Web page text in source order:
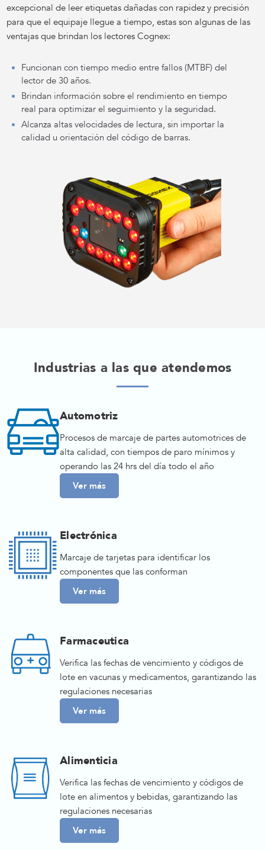
excepcional de leer etiquetas dañadas con rapidez y precisión
para que el equipaje llegue a tiempo, estas son algunas de las
ventajas que brindan los lectores Cognex:
Funcionan con tiempo medio entre fallos (MTBF) del
lector de 30 años.
Brindan información sobre el rendimiento en tiempo
real para optimizar el seguimiento y la seguridad.
Alcanza altas velocidades de lectura, sin importar la
calidad u orientación del código de barras.
Industrias a las que atendemos
Automotriz
Procesos de marcaje de partes automotrices de
alta calidad, con tiempos de paro mínimos y
operando las 24 hrs del día todo el año
Ver más
Electrónica
Marcaje de tarjetas para identificar los
componentes que las conforman
Ver más
Farmaceutica
Verifica las fechas de vencimiento y códigos de
lote en vacunas y medicamentos, garantizando las
regulaciones necesarias
Ver más
Alimenticia
Verifica las fechas de vencimiento y códigos de
lote en alimentos y bebidas, garantizando las
regulaciones necesarias
Ver más